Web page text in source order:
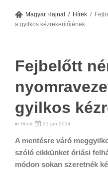
VIDEÓ
LEGALJA
Magyar Hajnal Hírek
a gyilkos kézrekerítőjének
Fejbelőtt
gyilkos
in Hírek 21 jan 2014
A mentésre váró
szóló cikkünket óriási
módon sokan szeretnék